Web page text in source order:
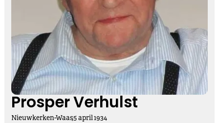
Prosper Verhulst
Nieuwkerken-Waas,5april1934
Kies dit gedicht
Vasthouden bij afscheid
Afscheid nemen, is niet loslaten
Het is een andere manier van vasthouden